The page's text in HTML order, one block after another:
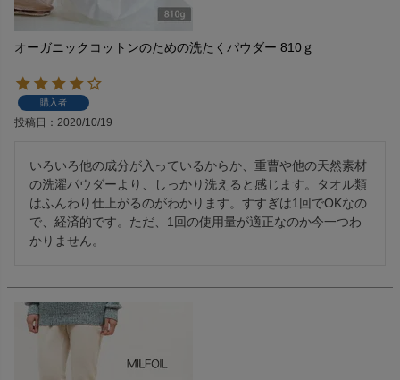
オーガニックコットンのための洗たくパウダー 810ｇ
購入者
投稿日 2020/10/19
いろいろ他の成分が入っているからか、重曹や他の天然素材
の洗濯パウダーより、しっかり洗えると感じます。タオル類
はふんわり仕上がるのがわかります。すすぎは1回でOKなの
で、経済的です。ただ、1回の使用量が適正なのか今一つわ
かりません。